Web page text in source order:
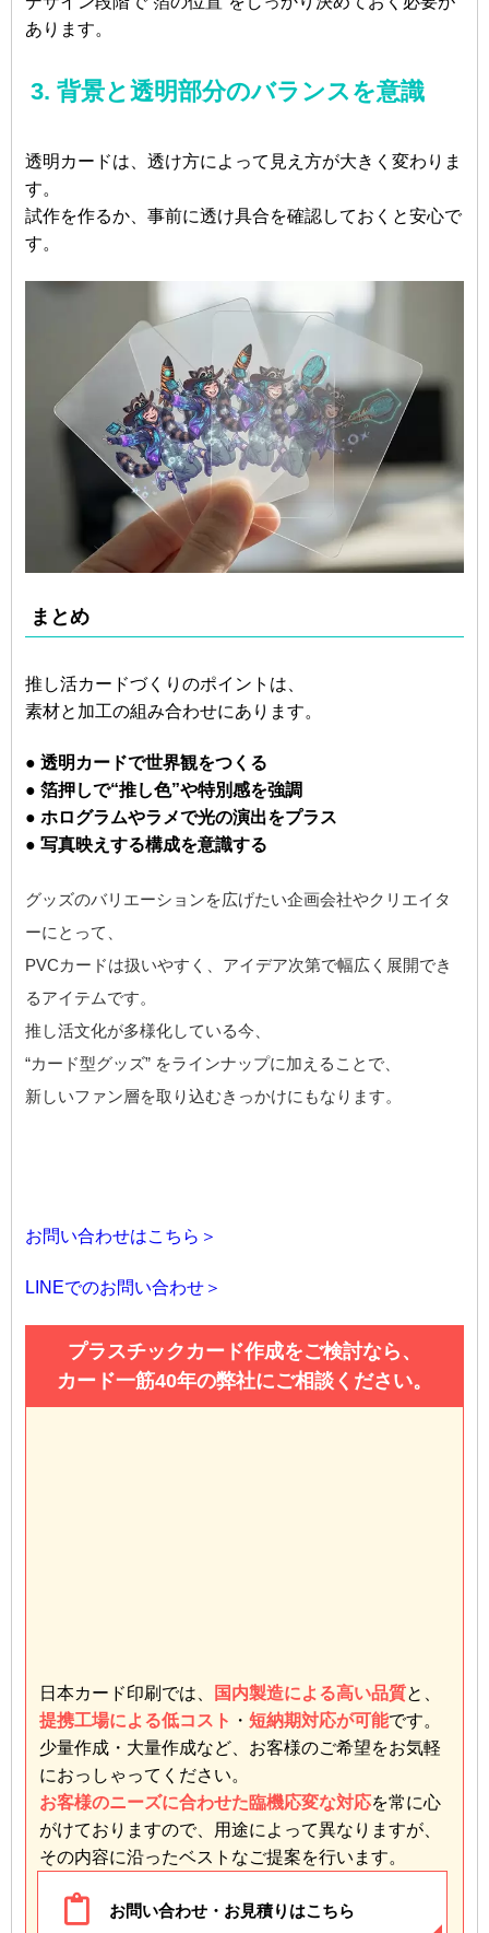
あります。
3. 背景と透明部分のバランスを意識
透明カードは、透け方によって見え方が大きく変わりま
す。
試作を作るか、事前に透け具合を確認しておくと安心で
す。
まとめ
推し活カードづくりのポイントは、
素材と加工の組み合わせにあります。
● 透明カードで世界観をつくる
● 箔押しで“推し色”や特別感を強調
● ホログラムやラメで光の演出をプラス
● 写真映えする構成を意識する
グッズのバリエーションを広げたい企画会社やクリエイタ
ーにとって、
PVCカードは扱いやすく、アイデア次第で幅広く展開でき
るアイテムです。
推し活文化が多様化している今、
“カード型グッズ” をラインナップに加えることで、
新しいファン層を取り込むきっかけにもなります。
お問い合わせはこちら＞
LINEでのお問い合わせ＞
プラスチックカード作成をご検討なら、
カード一筋40年の弊社にご相談ください。
日本カード印刷では、 国内製造による高い品質と、
提携工場による低コスト ・ 短納期対応が可能です。
少量作成・大量作成など、お客様のご希望をお気軽
におっしゃってください。
お客様のニーズに合わせた臨機応変な対応を常に心
がけておりますので、用途によって異なりますが、
その内容に沿ったベストなご提案を行います。
お問い合わせ・お見積りはこちら